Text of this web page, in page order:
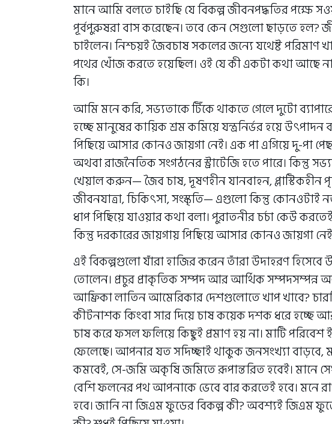
মানে আমি বলতে চাইছি যে বিকল্প জীবনপদ্ধতির পক্ষে
পূর্বপুরুষরা বাস করেছেন। তবে কেন সেগুলো ছাড়তে হল?
চাইলেন। নিশ্চয়ই জৈবচাষ সকলের জন্যে যথেষ্ট পরিমাণ
পথের খোঁজ করতে হয়েছিল। ওই যে কী একটা কথা আছে না
কি।
আমি মনে করি, সভ্যতাকে টিঁকে থাকতে গেলে দুটো
হচ্ছে মানুষের কায়িক শ্রম কমিয়ে যন্ত্রনির্ভর হয়ে
পিছিয়ে আসার কোনও জায়গা নেই। এক পা এগিয়ে দু-পা
অথবা রাজনৈতিক সংগঠনের স্ট্রাটেজি হতে পারে। কিন্তু
খেয়াল করুন— জৈব চাষ, দূষণহীন যানবাহন, প্লাস্টিকহীন
জীবনযাত্রা, চিকিৎসা, সংস্কৃতি— এগুলো কিন্তু কোনওটাই
ধাপ পিছিয়ে যাওয়ার কথা বলা। পুরাতনীর চর্চা কেউ
কিন্তু দরকারের জায়গায় পিছিয়ে আসার কোনও জায়গা
এই বিকল্পগুলো যাঁরা হাজির করেন তাঁরা উদাহরণ হিসেবে
তোলেন। প্রচুর প্রাকৃতিক সম্পদ আর আর্থিক সম্পদসম্পন্ন
আফ্রিকা লাতিন আমেরিকার দেশগুলোতে খাপ খাবে?
কীটনাশক কিংবা সার দিয়ে চাষ কয়েক দশক ধরে
চাষ করে ফসল ফলিয়ে কিছুই প্রমাণ হয় না। মাটি
ফেলেছে। আপনার যত সদিচ্ছাই থাকুক জনসংখ্যা বাড়বে,
কমবেই, সে-জমি অকৃষি জমিতে রূপান্তরিত হবেই। মানে
বেশি ফলনের পথ আপনাকে ভেবে বার করতেই হবে। মনে
হবে। জানি না জিএম ফুডের বিকল্প কী? অবশ্যই জিএম